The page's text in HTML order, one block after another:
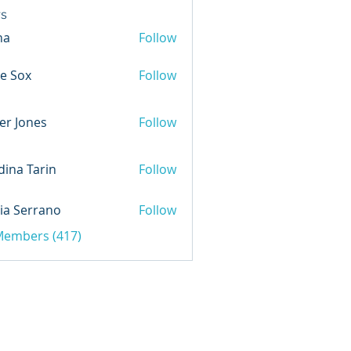
Follow
Sox Follow
Jones Follow
Tarin Follow
Serrano
Follow
(417)